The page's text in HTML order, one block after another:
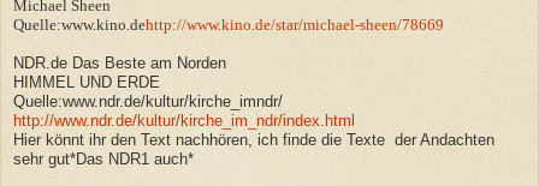
Michael Sheen
Quelle:www.kino.dehttp://www.kino.de/star/michael-sheen/78669
NDR.de Das Beste am Norden
HIMMEL UND ERDE
Quelle:www.ndr.de/kultur/kirche_imndr/
http://www.ndr.de/kultur/kirche_im_ndr/index.html
Hier könnt ihr den Text nachhören, ich finde die Texte der Andachten
sehr gut*Das NDR1 auch*